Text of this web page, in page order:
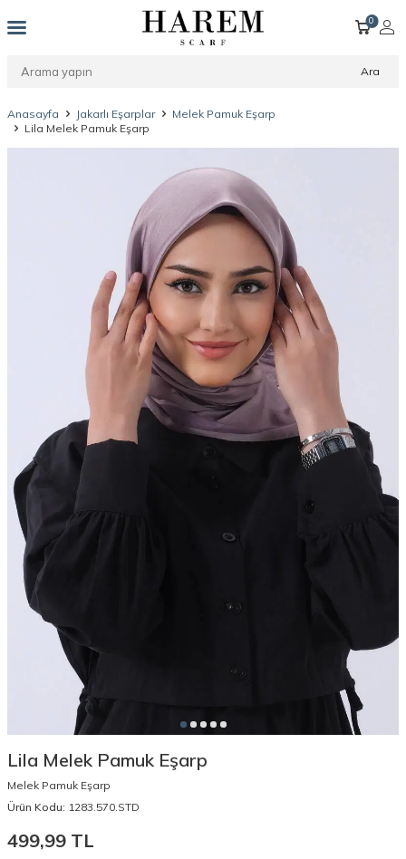
Ara
0
Anasayfa Jakarlı Eşarplar
Melek Pamuk Eşarp
Lila Melek Pamuk Eşarp
Lila Melek Pamuk Eşarp
Melek Pamuk Eşarp
Ürün Kodu: 1283.570.STD
499,99 TL